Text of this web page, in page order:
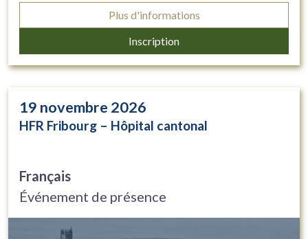
Plus d'informations
Inscription
19 novembre 2026
HFR Fribourg – Hôpital cantonal
Français
Événement de présence